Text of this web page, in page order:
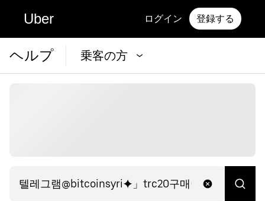
Uber ログイン 登録する
ヘルプ 乗客の方